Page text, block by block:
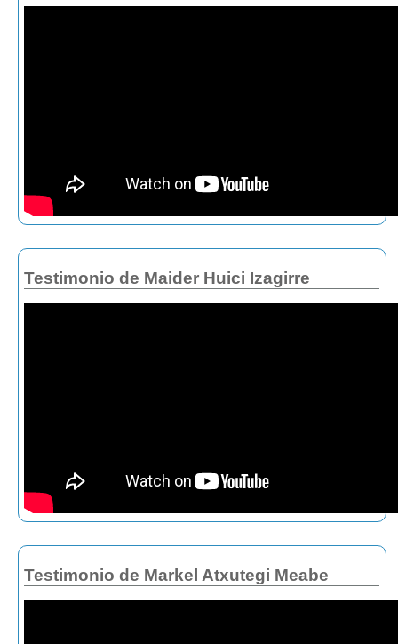
Testimonio de Maider Huici Izagirre
Testimonio de Markel Atxutegi Meabe